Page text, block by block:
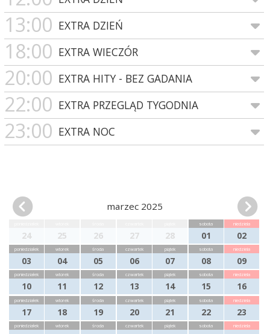
13:00 EXTRA DZIEŃ
18:00 EXTRA WIECZÓR
20:00 EXTRA HITY - BEZ GADANIA
22:00 EXTRA PRZEGLĄD TYGODNIA
23:00 EXTRA NOC
marzec 2025
24 25 26 27 28
sobota
01
niedziela
02
poniedziałek
03
wtorek
04
środa
05
czwartek
06
piątek
07
sobota
08
niedziela
09
poniedziałek
10
wtorek
11
środa
12
czwartek
13
piątek
14
sobota
15
niedziela
16
poniedziałek
17
wtorek
18
środa
19
czwartek
20
piątek
21
sobota
22
niedziela
23
poniedziałek wtorek środa czwartek piątek sobota niedziela